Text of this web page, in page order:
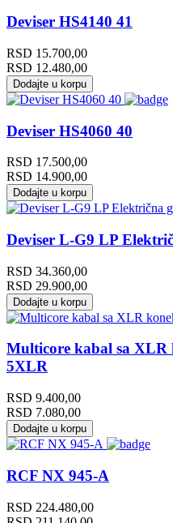
Deviser HS4140 41
RSD 15.700,00
RSD 12.480,00
Dodajte u korpu
Deviser HS4060 40
RSD 17.500,00
RSD 14.900,00
Dodajte u korpu
Deviser L-G9 LP
RSD 34.360,00
RSD 29.900,00
Dodajte u korpu
Multicore kabal sa
5XLR
RSD 9.400,00
RSD 7.080,00
Dodajte u korpu
RCF NX 945-A
RSD 224.480,00